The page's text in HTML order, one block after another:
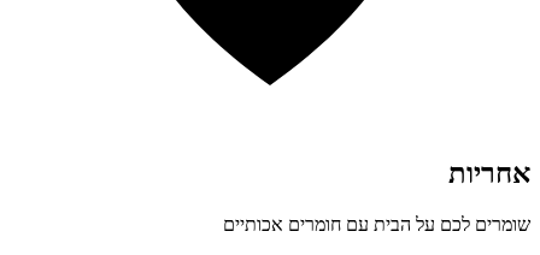
אחריות
שומרים לכם על הבית עם חומרים אכותיים